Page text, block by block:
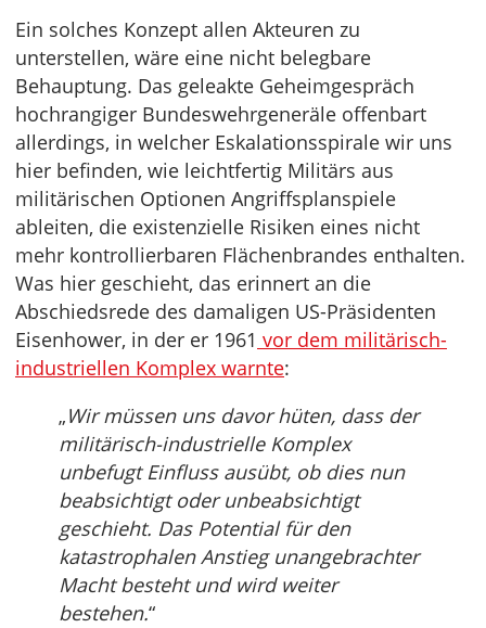
Ein solches Konzept allen Akteuren zu
unterstellen, wäre eine nicht belegbare
Behauptung. Das geleakte Geheimgespräch
hochrangiger Bundeswehrgeneräle offenbart
allerdings, in welcher Eskalationsspirale wir uns
hier befinden, wie leichtfertig Militärs aus
militärischen Optionen Angriffsplanspiele
ableiten, die existenzielle Risiken eines nicht
mehr kontrollierbaren Flächenbrandes enthalten.
Was hier geschieht, das erinnert an die
Abschiedsrede des damaligen US-Präsidenten
Eisenhower, in der er 1961 vor dem militärisch-
industriellen Komplex warnte:
„Wir müssen uns davor hüten, dass der
militärisch-industrielle Komplex
unbefugt Einfluss ausübt, ob dies nun
beabsichtigt oder unbeabsichtigt
geschieht. Das Potential für den
katastrophalen Anstieg unangebrachter
Macht besteht und wird weiter
bestehen.“